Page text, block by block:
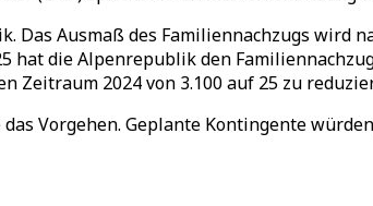
Das Ausmaß des Familiennachzugs wird
hat die Alpenrepublik den
Zeitraum 2024 von 3.100 auf 25 zu
Vorgehen. Geplante Kontingente